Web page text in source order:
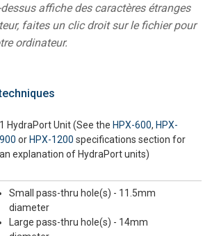
affiche des caractères étranges
faites un clic droit sur le fichier pour
ordinateur.
1 HydraPort Unit (See the HPX-600, HPX-
900 or HPX-1200 specifications section for
an explanation of HydraPort units)
Small pass-thru hole(s) - 11.5mm
diameter
Large pass-thru hole(s) - 14mm